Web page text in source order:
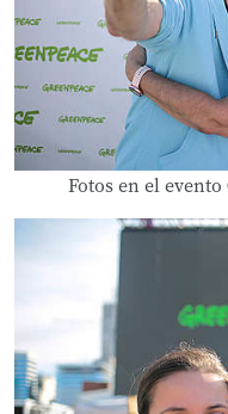
Fotos en el